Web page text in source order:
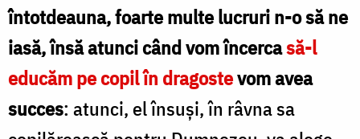
întotdeauna, foarte multe lucruri n-o să ne
iasă, însă atunci când vom încercasă-l
educăm pe copil în dragostevom avea
succes: atunci, el însuşi, în râvna sa